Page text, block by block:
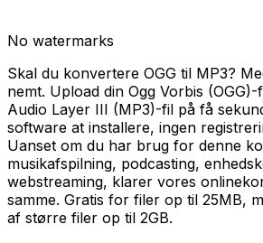
No watermarks
Skal du konvertere OGG til MP3?
nemt. Upload din Ogg Vorbis
Audio Layer III (MP3)-fil på få
software at installere, ingen
Uanset om du har brug for denne
musikafspilning, podcasting,
webstreaming, klarer vores
samme. Gratis for filer op til 25MB,
af større filer op til 2GB.